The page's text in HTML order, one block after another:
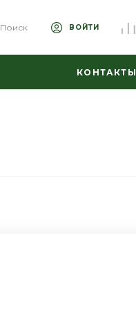
Поиск ВОЙТИ
КОНТАКТЫ